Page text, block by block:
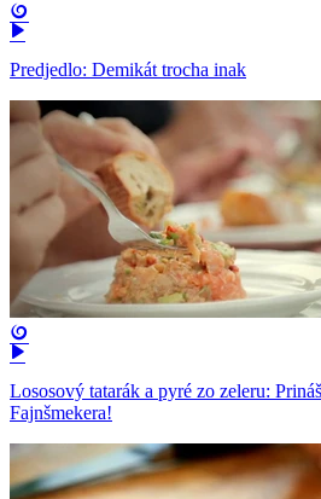
Predjedlo: Demikát trocha inak
Lososový tatarák a pyré zo zeleru:
Fajnšmekera!